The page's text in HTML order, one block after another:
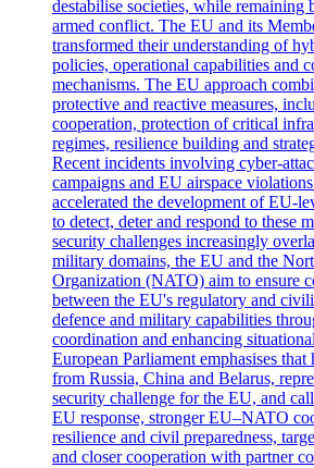
destabilise societies, while remaining
armed conflict. The EU and its
transformed their understanding of
policies, operational capabilities and
mechanisms. The EU approach
protective and reactive measures,
cooperation, protection of critical
regimes, resilience building and
Recent incidents involving cyber-
campaigns and EU airspace
accelerated the development of EU-
to detect, deter and respond to these
security challenges increasingly
military domains, the EU and the
Organization (NATO) aim to ensure
between the EU's regulatory and
defence and military capabilities
coordination and enhancing
European Parliament emphasises
from Russia, China and Belarus,
security challenge for the EU, and
EU response, stronger EU–NATO
resilience and civil preparedness,
and closer cooperation with partner